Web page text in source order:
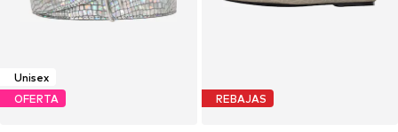
Unisex
OFERTA
REBAJAS